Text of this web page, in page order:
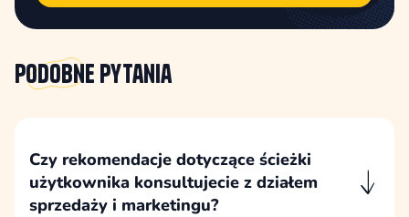
Podobne pytania
Czy rekomendacje dotyczące ścieżki
użytkownika konsultujecie z działem
sprzedaży i marketingu?